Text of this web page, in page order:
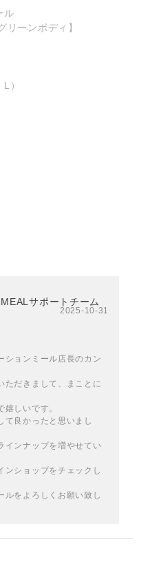
ル
リーンボディ】
）
サポートチーム
2025-10-31
ションミール店長のカン
ただきまして、まことに
しいです。
て良かったと思いまし
インナップを増やせてい
ンショップをチェックし
ルをよろしくお願い致し